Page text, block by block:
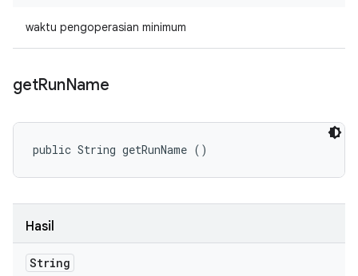
waktu pengoperasian minimum
getRunName
public String getRunName ()
Hasil
String